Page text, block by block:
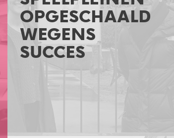
OPGESCHAALD
WEGENS
SUCCES